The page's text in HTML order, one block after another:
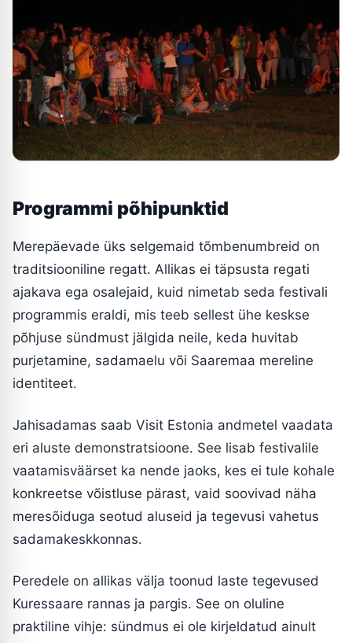
Programmi põhipunktid
Merepäevade üks selgemaid tõmbenumbreid on
traditsiooniline regatt. Allikas ei täpsusta regati
ajakava ega osalejaid, kuid nimetab seda festivali
programmis eraldi, mis teeb sellest ühe keskse
põhjuse sündmust jälgida neile, keda huvitab
purjetamine, sadamaelu või Saaremaa mereline
identiteet.
Jahisadamas saab Visit Estonia andmetel vaadata
eri aluste demonstratsioone. See lisab festivalile
vaatamisväärset ka nende jaoks, kes ei tule kohale
konkreetse võistluse pärast, vaid soovivad näha
meresõiduga seotud aluseid ja tegevusi vahetus
sadamakeskkonnas.
Peredele on allikas välja toonud laste tegevused
Kuressaare rannas ja pargis. See on oluline
praktiline vihje: sündmus ei ole kirjeldatud ainult